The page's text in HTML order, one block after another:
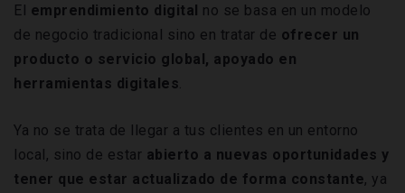
El emprendimiento digital no se basa en un modelo
de negocio tradicional sino en tratar de ofrecer un
producto o servicio global, apoyado en
herramientas digitales.
Ya no se trata de llegar a tus clientes en un entorno
local, sino de estar abierto a nuevas oportunidades y
tener que estar actualizado de forma constante, ya